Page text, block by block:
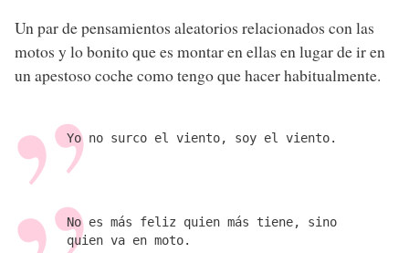
Un par de pensamientos aleatorios relacionados con las
motos y lo bonito que es montar en ellas en lugar de ir en
un apestoso coche como tengo que hacer habitualmente.
Yo no surco el viento, soy el viento.
No es más feliz quien más tiene, sino
quien va en moto.